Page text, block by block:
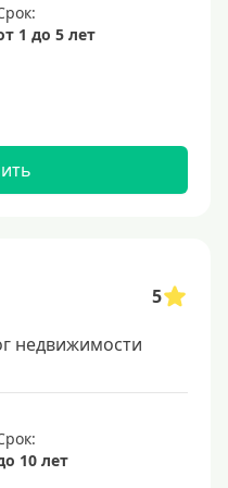
1 до 5 лет
5
недвижимости
10 лет